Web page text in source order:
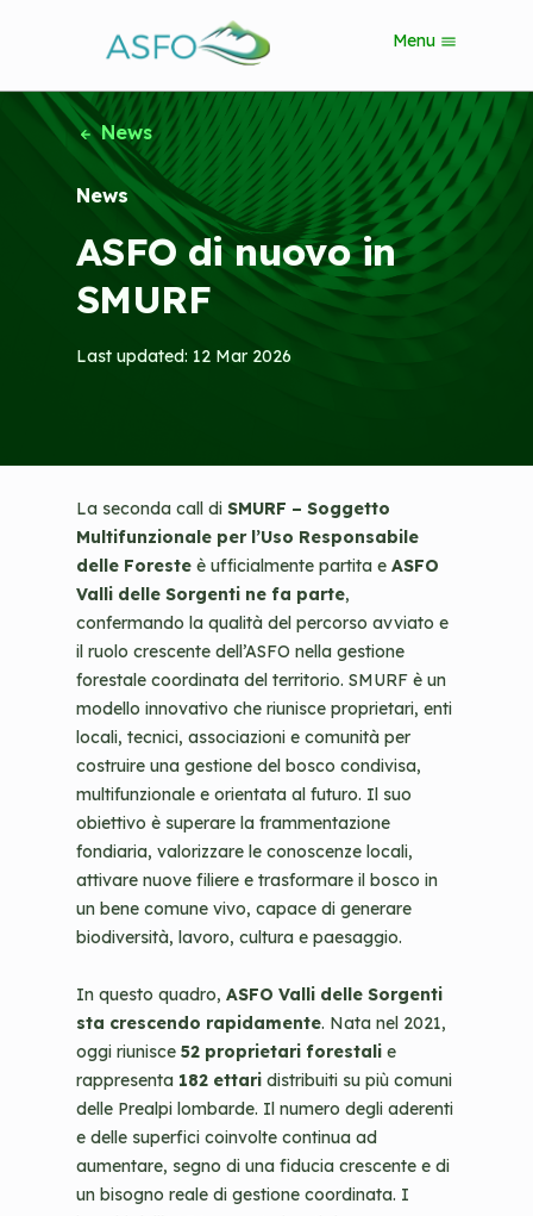
p
Menu
News
News
ASFO di nuovo in
SMURF
Last updated: 12 Mar 2026
La seconda call di SMURF – Soggetto
Multifunzionale per l’Uso Responsabile
delle Foresteè ufficialmente partita e ASFO
Valli delle Sorgenti ne fa parte,
confermando la qualità del percorso avviato e
il ruolo crescente dell’ASFO nella gestione
forestale coordinata del territorio. SMURF è un
modello innovativo che riunisce proprietari, enti
locali, tecnici, associazioni e comunità per
costruire una gestione del bosco condivisa,
multifunzionale e orientata al futuro. Il suo
obiettivo è superare la frammentazione
fondiaria, valorizzare le conoscenze locali,
attivare nuove filiere e trasformare il bosco in
un bene comune vivo, capace di generare
biodiversità, lavoro, cultura e paesaggio.
In questo quadro, ASFO Valli delle Sorgenti
sta crescendo rapidamente. Nata nel 2021,
oggi riunisce 52 proprietari forestalie
rappresenta 182 ettaridistribuiti su più comuni
delle Prealpi lombarde. Il numero degli aderenti
e delle superfici coinvolte continua ad
aumentare, segno di una fiducia crescente e di
un bisogno reale di gestione coordinata. I